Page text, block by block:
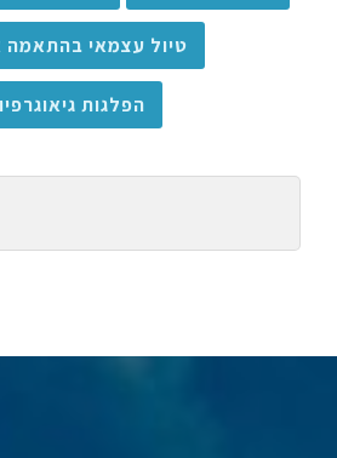
טיול עצמאי בהתאמה
הפלגות